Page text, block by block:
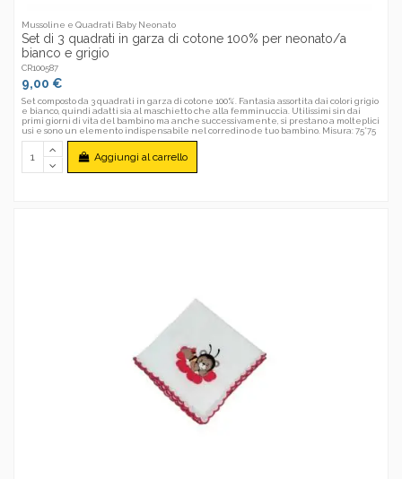
Mussoline e Quadrati Baby Neonato
Set di 3 quadrati in garza di cotone 100% per neonato/a
bianco e grigio
CR100587
9,00 €
Set composto da 3 quadrati in garza di cotone 100%. Fantasia assortita dai colori grigio
e bianco, quindi adatti sia al maschietto che alla femminuccia. Utilissimi sin dai
primi giorni di vita del bambino ma anche successivamente, si prestano a molteplici
usi e sono un elemento indispensabile nel corredino de tuo bambino. Misura: 75*75
Aggiungi al carrello